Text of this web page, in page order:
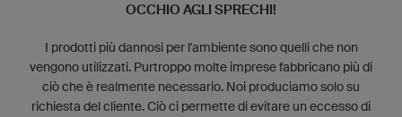
OCCHIO AGLI SPRECHI!
I prodotti più dannosi per l'ambiente sono quelli che non
vengono utilizzati. Purtroppo molte imprese fabbricano più di
ciò che è realmente necessario. Noi produciamo solo su
richiesta del cliente. Ciò ci permette di evitare un eccesso di